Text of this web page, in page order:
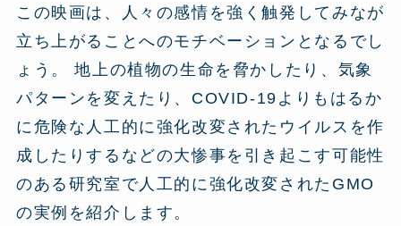
この映画は、人々の感情を強く触発してみなが
立ち上がることへのモチベーションとなるでし
ょう。 地上の植物の生命を脅かしたり、気象
パターンを変えたり、COVID-19よりもはるか
に危険な人工的に強化改変されたウイルスを作
成したりするなどの大惨事を引き起こす可能性
のある研究室で人工的に強化改変されたGMO
の実例を紹介します。